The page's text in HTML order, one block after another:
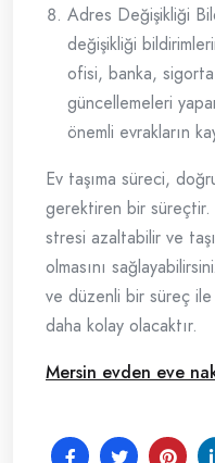
Adres Değişikliği
değişikliği
ofisi, banka,
güncellemeleri
önemli evrakların
Ev taşıma süreci,
gerektiren bir süreçtir.
stresi azaltabilir ve
olmasını
ve düzenli bir süreç ile
daha kolay olacaktır.
Mersin evden eve